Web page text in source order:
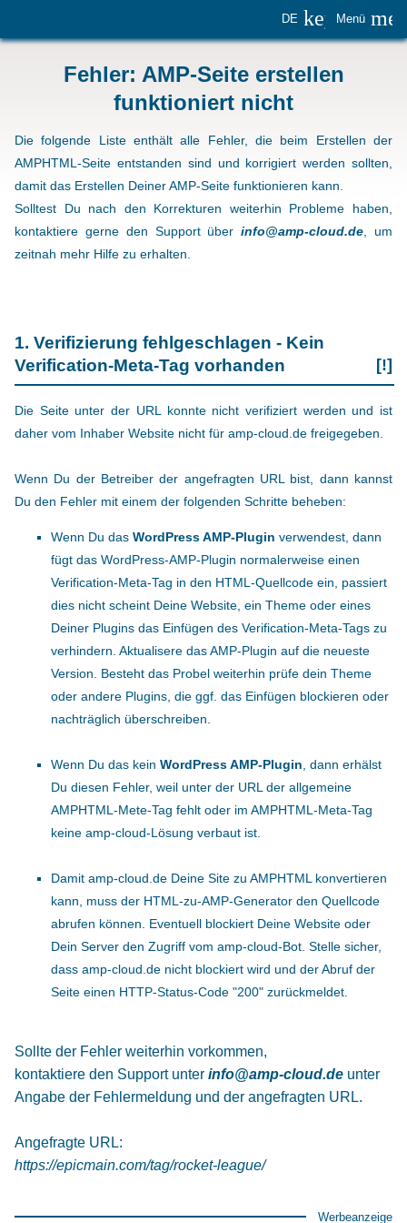
DE Menü
Fehler: AMP-Seite erstellen
funktioniert nicht
Die folgende Liste enthält alle Fehler, die beim Erstellen der
AMPHTML-Seite entstanden sind und korrigiert werden sollten,
damit das Erstellen Deiner AMP-Seite funktionieren kann.
Solltest Du nach den Korrekturen weiterhin Probleme haben,
kontaktiere gerne den Support überinfo@amp-cloud.de, um
zeitnah mehr Hilfe zu erhalten.
1. Verifizierung fehlgeschlagen - Kein
Verification-Meta-Tag vorhanden
[!]
Die Seite unter der URL konnte nicht verifiziert werden und ist
daher vom Inhaber Website nicht für amp-cloud.de freigegeben.
Wenn Du der Betreiber der angefragten URL bist, dann kannst
Du den Fehler mit einem der folgenden Schritte beheben:
Wenn Du das WordPress AMP-Plugin verwendest, dann
fügt das WordPress-AMP-Plugin normalerweise einen
Verification-Meta-Tag in den HTML-Quellcode ein, passiert
dies nicht scheint Deine Website, ein Theme oder eines
Deiner Plugins das Einfügen des Verification-Meta-Tags zu
verhindern. Aktualisere das AMP-Plugin auf die neueste
Version. Besteht das Probel weiterhin prüfe dein Theme
oder andere Plugins, die ggf. das Einfügen blockieren oder
nachträglich überschreiben.
Wenn Du das kein WordPress AMP-Plugin , dann erhälst
Du diesen Fehler, weil unter der URL der allgemeine
AMPHTML-Mete-Tag fehlt oder im AMPHTML-Meta-Tag
keine amp-cloud-Lösung verbaut ist.
Damit amp-cloud.de Deine Site zu AMPHTML konvertieren
kann, muss der HTML-zu-AMP-Generator den Quellcode
abrufen können. Eventuell blockiert Deine Website oder
Dein Server den Zugriff vom amp-cloud-Bot. Stelle sicher,
dass amp-cloud.de nicht blockiert wird und der Abruf der
Seite einen HTTP-Status-Code "200" zurückmeldet.
Sollte der Fehler weiterhin vorkommen,
kontaktiere den Support unter info@amp-cloud.de unter
Angabe der Fehlermeldung und der angefragten URL.
Angefragte URL:
https://epicmain.com/tag/rocket-league/
Werbeanzeige